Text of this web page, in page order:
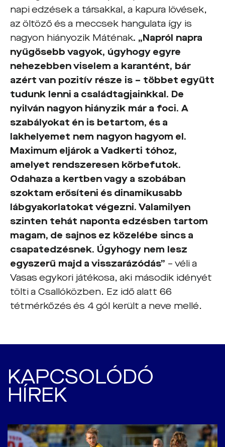
napi edzések a társakkal, a kapura lövések,
az öltöző és a meccsek hangulata így is
nagyon hiányozik Máténak. „Napról napra
nyűgösebb vagyok, úgyhogy egyre
nehezebben viselem a karantént, bár
azért van pozitív része is – többet együtt
tudunk lenni a családtagjainkkal. De
nyilván nagyon hiányzik már a foci. A
szabályokat én is betartom, és a
lakhelyemet nem nagyon hagyom el.
Maximum eljárok a Vadkerti tóhoz,
amelyet rendszeresen körbefutok.
Odahaza a kertben vagy a szobában
szoktam erősíteni és dinamikusabb
lábgyakorlatokat végezni. Valamilyen
szinten tehát naponta edzésben tartom
magam, de sajnos ez közelébe sincs a
csapatedzésnek. Úgyhogy nem lesz
egyszerű majd a visszarázódás” – véli a
Vasas egykori játékosa, aki második idényét
tölti a Csallóközben. Ez idő alatt 66
tétmérkőzés és 4 gól került a neve mellé.
KAPCSOLÓDÓ
HÍREK